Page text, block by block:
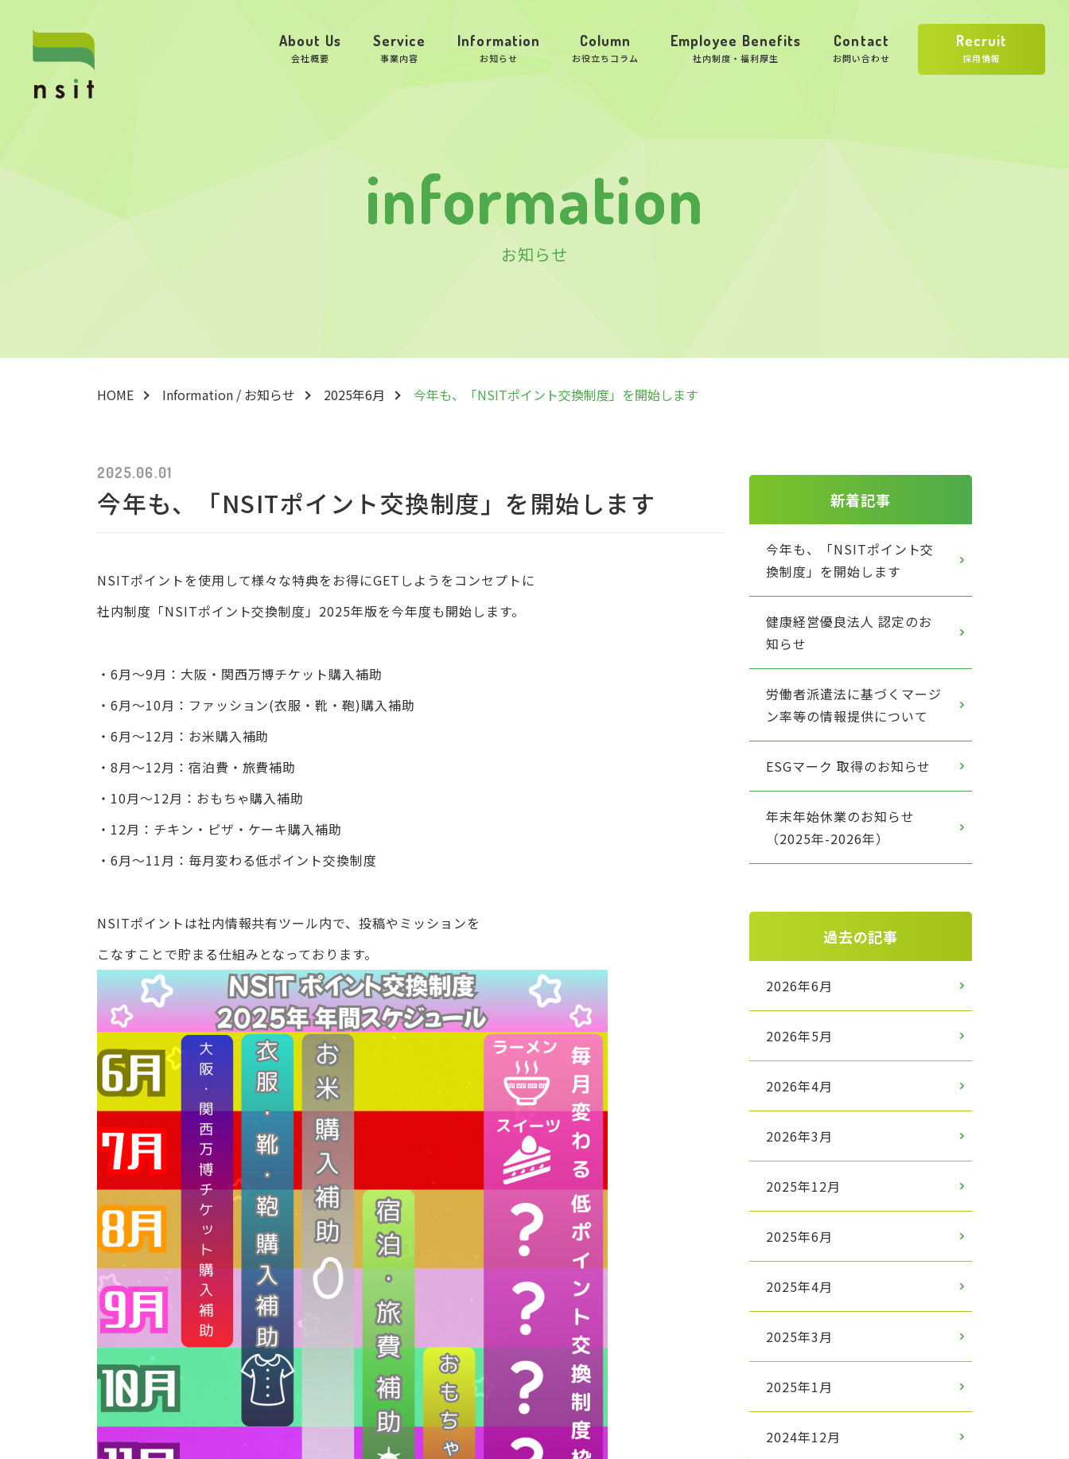
About Us
会社概要
Service
事業内容
Information
お知らせ
Column
お役立ちコラム
Employee Benefits
社内制度・福利厚生
Contact
お問い合わせ
Recruit
採用情報
information
お知らせ
HOME Information / お知らせ 2025年6月 今年も、「NSITポイント交換制度」を開始します
2025.06.01
今年も、「NSITポイント交換制度」を開始します
NSITポイントを使用して様々な特典をお得にGETしようをコンセプトに
社内制度「NSITポイント交換制度」2025年版を今年度も開始します。
・6月～9月：大阪・関西万博チケット購入補助
・6月～10月：ファッション(衣服・靴・鞄)購入補助
・6月～12月：お米購入補助
・8月～12月：宿泊費・旅費補助
・10月～12月：おもちゃ購入補助
・12月：チキン・ピザ・ケーキ購入補助
・6月～11月：毎月変わる低ポイント交換制度
NSITポイントは社内情報共有ツール内で、投稿やミッションを
こなすことで貯まる仕組みとなっております。
新着記事
今年も、「NSITポイント交
換制度」を開始します
健康経営優良法人 認定のお
知らせ
労働者派遣法に基づくマージ
ン率等の情報提供について
ESGマーク 取得のお知らせ
年末年始休業のお知らせ
（2025年-2026年）
過去の記事
2026年6月
2026年5月
2026年4月
2026年3月
2025年12月
2025年6月
2025年4月
2025年3月
2025年1月
2024年12月